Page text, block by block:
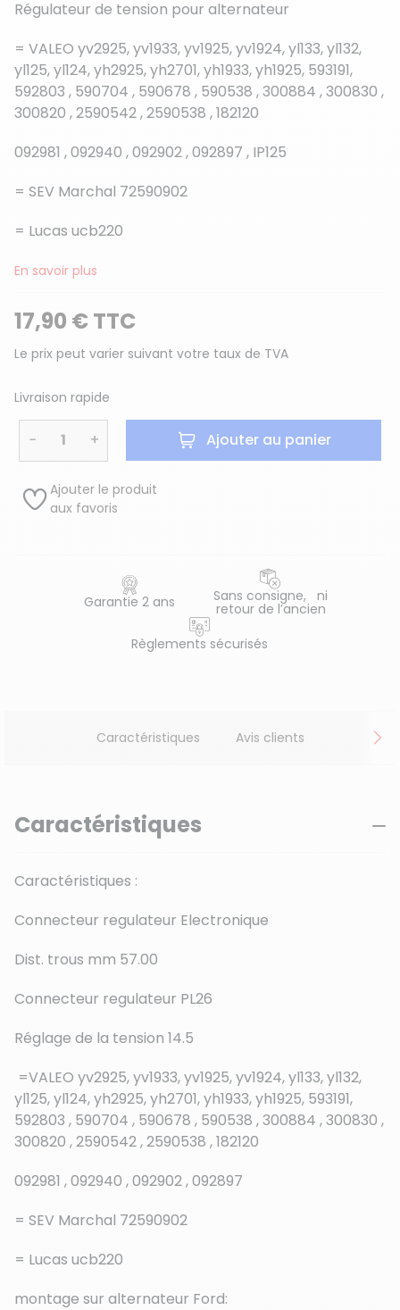
(7 avis)
Régulateur de tension pour alternateur
= VALEO yv2925, yv1933, yv1925, yv1924, yl133, yl132,
yl125, yl124, yh2925, yh2701, yh1933, yh1925, 593191,
592803 , 590704 , 590678 , 590538 , 300884 , 300830 ,
300820 , 2590542 , 2590538 , 182120
092981 , 092940 , 092902 , 092897 , IP125
= SEV Marchal 72590902
= Lucas ucb220
En savoir plus
17,90 € TTC
Le prix peut varier suivant votre taux de TVA
Livraison rapide
− + Ajouter au panier
Ajouter le produit
aux favoris
Garantie 2 ans Sans consigne, ni
retour de l’ancien
Règlements sécurisés
Caractéristiques Avis clients
Caractéristiques
Caractéristiques :
Connecteur regulateur Electronique
Dist. trous mm 57.00
Connecteur regulateur PL26
Réglage de la tension 14.5
=VALEO yv2925, yv1933, yv1925, yv1924, yl133, yl132,
yl125, yl124, yh2925, yh2701, yh1933, yh1925, 593191,
592803 , 590704 , 590678 , 590538 , 300884 , 300830 ,
300820 , 2590542 , 2590538 , 182120
092981 , 092940 , 092902 , 092897
= SEV Marchal 72590902
= Lucas ucb220
montage sur alternateur Ford: